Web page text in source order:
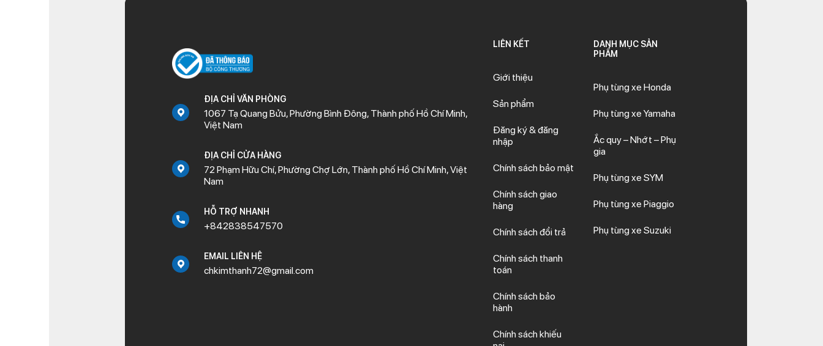
ĐỊA CHỈ VĂN PHÒNG
1067 Tạ Quang Bửu, Phường Bình Đông, Thành phố Hồ Chí Minh,
Việt Nam
ĐỊA CHỈ CỬA HÀNG
72 Phạm Hữu Chí, Phường Chợ Lớn, Thành phố Hồ Chí Minh, Việt
Nam
HỖ TRỢ NHANH
+842838547570
EMAIL LIÊN HỆ
chkimthanh72@gmail.com
LIÊN KẾT
Giới thiệu
Sản phẩm
Đăng ký & đăng
nhập
Chính sách bảo mật
Chính sách giao
hàng
Chính sách đổi trả
Chính sách thanh
toán
Chính sách bảo
hành
Chính sách khiếu
DANH MỤC SẢN
PHẨM
Phụ tùng xe Honda
Phụ tùng xe Yamaha
Ắc quy – Nhớt – Phụ
gia
Phụ tùng xe SYM
Phụ tùng xe Piaggio
Phụ tùng xe Suzuki